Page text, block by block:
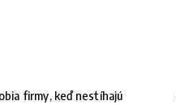
firmy, keď nestíhajú